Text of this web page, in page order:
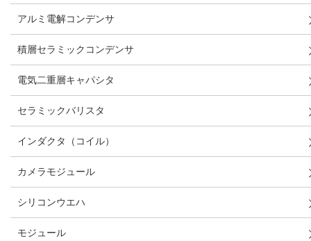
アルミ電解コンデンサ
積層セラミックコンデンサ
電気二重層キャパシタ
セラミックバリスタ
インダクタ（コイル）
カメラモジュール
シリコンウエハ
モジュール